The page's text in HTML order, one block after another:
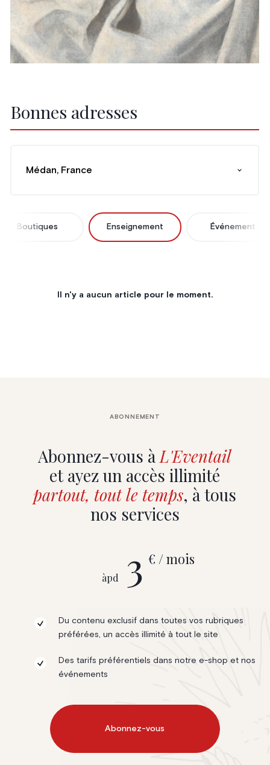
Bonnes adresses
Médan, France
Boutiques Enseignement Événement
Il n'y a aucun article pour le moment.
Abonnez-vous àL'Eventail
et ayez un accès illimité
partout, tout le temps, à tous
nos services
ABONNEMENT
àpd 3 € / mois
Du contenu exclusif dans toutes vos rubriques
préférées, un accès illimité à tout le site
Des tarifs préférentiels dans notre e-shop et nos
événements
Abonnez-vous